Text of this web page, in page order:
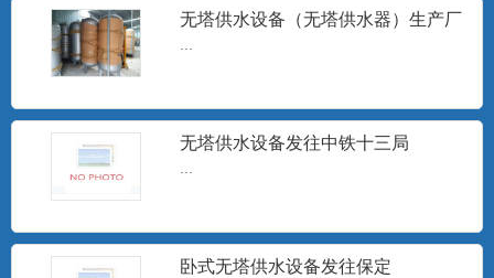
...
10T无塔供水设备
...
无塔供水设备（无塔供水器）生产厂
...
无塔供水设备发往中铁十三局
...
卧式无塔供水设备发往保定